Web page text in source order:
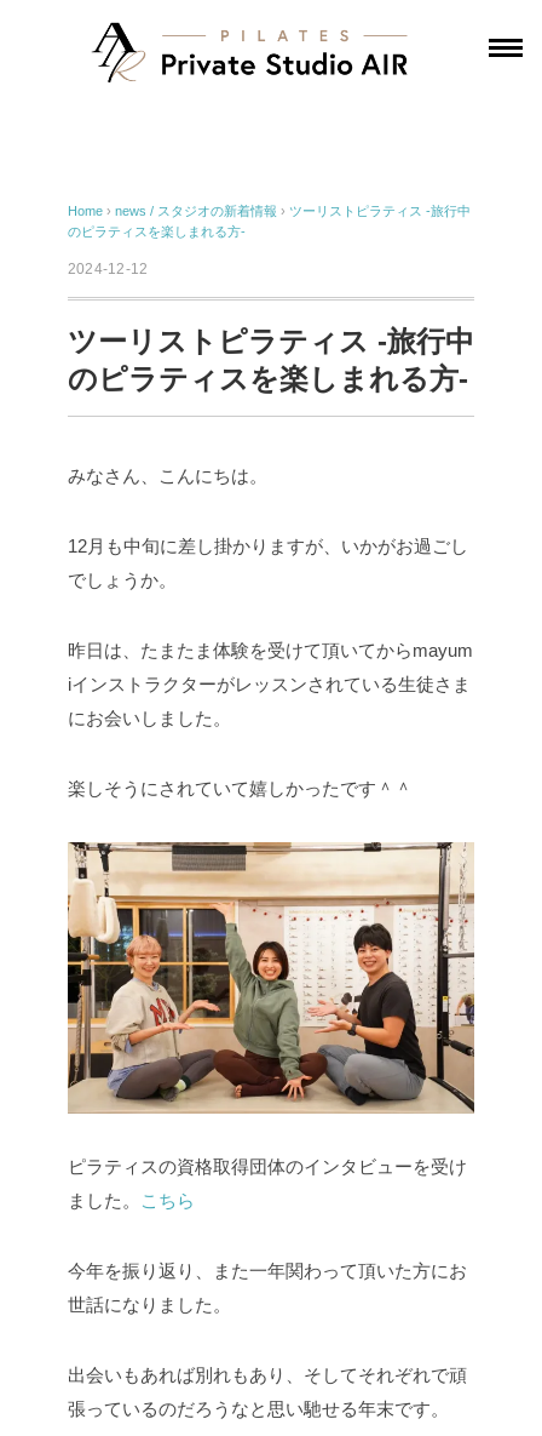
Home › news / スタジオの新着情報 › ツーリストピラティス -旅行中
のピラティスを楽しまれる方-
2024-12-12
ツーリストピラティス -旅行中
のピラティスを楽しまれる方-
みなさん、こんにちは。
12月も中旬に差し掛かりますが、いかがお過ごし
でしょうか。
昨日は、たまたま体験を受けて頂いてからmayum
iインストラクターがレッスンされている生徒さま
にお会いしました。
楽しそうにされていて嬉しかったです＾＾
ピラティスの資格取得団体のインタビューを受け
ました。
こちら
今年を振り返り、また一年関わって頂いた方にお
世話になりました。
出会いもあれば別れもあり、そしてそれぞれで頑
張っているのだろうなと思い馳せる年末です。